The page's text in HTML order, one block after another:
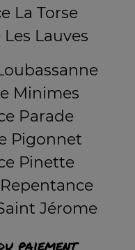
La Torse
Lauves
Minimes
Parade
Pigonnet
Pinette
Jérome
paiement